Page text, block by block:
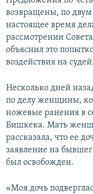
возвращены, по двум
настоящее время
рассмотрении
объяснил это
воздействия на
Несколько дней
по делу женщины,
ножевые ранения в
Бишкека. Мать
рассказала, что ее
заявление на
был освобожден.
«Моя дочь